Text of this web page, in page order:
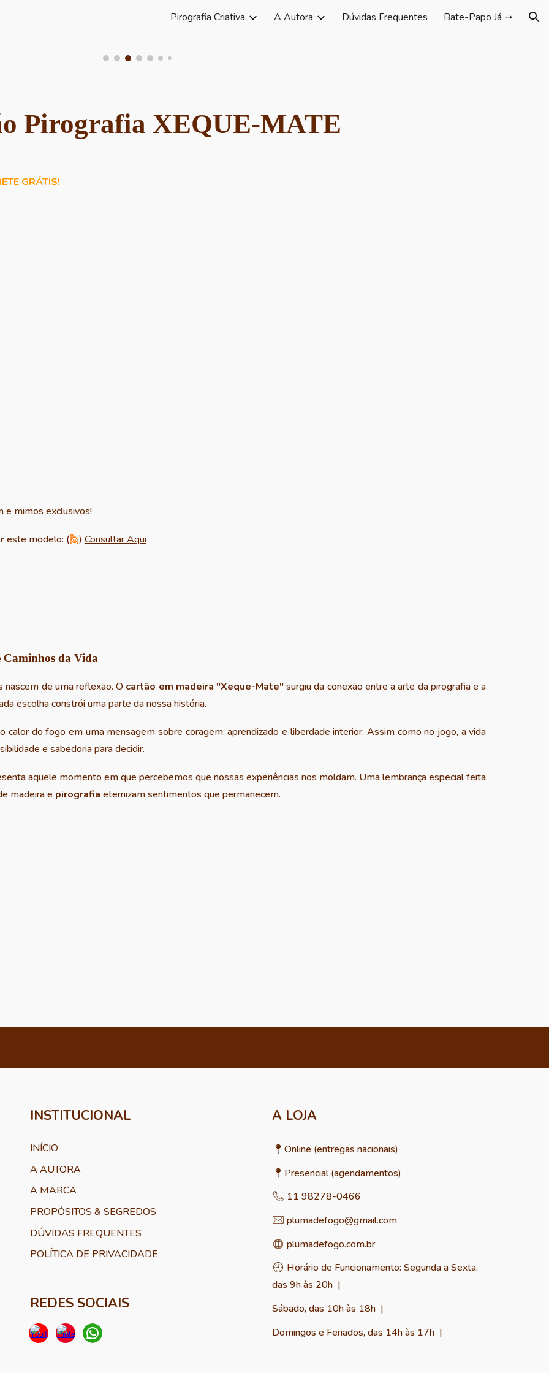
Skip to navigation
Pirografia Criativa A Autora Dúvidas Frequentes Bate-Papo Já ➝
Pirografia XEQUE-MATE
GRÁTIS!
e mimos exclusivos!
este modelo: (🙋) Consultar Aqui
Caminhos da Vida
nascem de uma reflexão. O cartão em madeira "Xeque-Mate"surgiu da conexão entre a arte da pirografia e a
escolha constrói uma parte da nossa história.
calor do fogo em uma mensagem sobre coragem, aprendizado e liberdade interior. Assim como no jogo, a vida
e sabedoria para decidir.
aquele momento em que percebemos que nossas experiências nos moldam. Uma lembrança especial feita
madeira e pirografia eternizam sentimentos que permanecem.
INSTITUCIONAL
INÍCIO
A AUTORA
A MARCA
PROPÓSITOS & SEGREDOS
DÚVIDAS FREQUENTES
POLÍTICA DE PRIVACIDADE
REDES SOCIAIS
A LOJA
📍Online (entregas nacionais)
📍 Presencial (agendamentos)
📞 11 98278-0466
✉︎ plumadefogo@gmail.com
🌐 plumadefogo.com.br
🕘 Horário de Funcionamento: Segunda a Sexta,
das 9h às 20h |
Sábado, das 10h às 18h |
Domingos e Feriados, das 14h às 17h |